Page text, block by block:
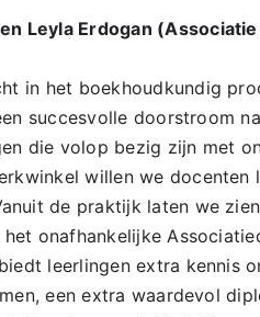
Leyla Erdogan
in het boekhoudkundig
succesvolle doorstroom
die volop bezig zijn met
willen we docenten
de praktijk laten we
onafhankelijke
leerlingen extra kennis
een extra waardevol